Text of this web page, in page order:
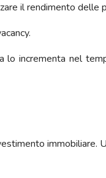
il rendimento delle
incrementa nel